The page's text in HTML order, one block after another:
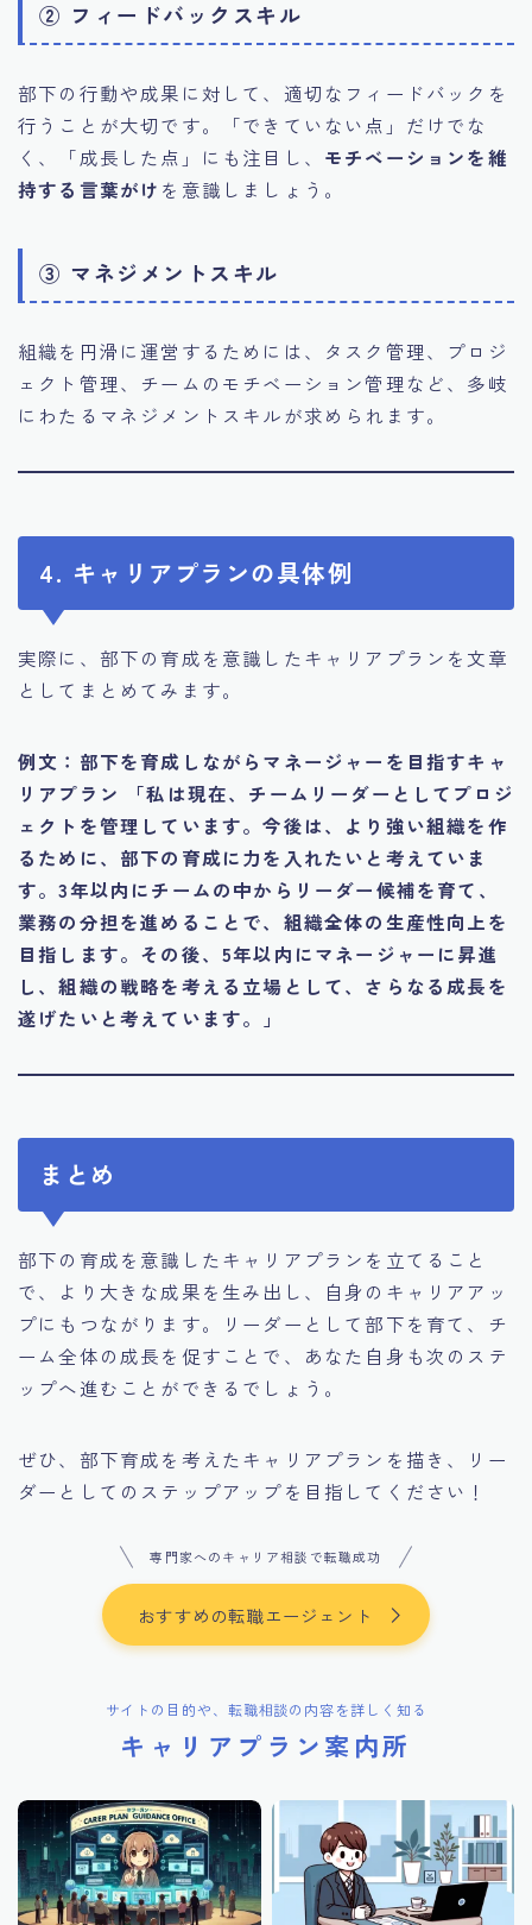
② フィードバックスキル
部下の行動や成果に対して、適切なフィードバックを
行うことが大切です。「できていない点」だけでな
く、「成長した点」にも注目し、 モチベーションを維
持する言葉がけ を意識しましょう。
③ マネジメントスキル
組織を円滑に運営するためには、タスク管理、プロジ
ェクト管理、チームのモチベーション管理など、多岐
にわたるマネジメントスキルが求められます。
4. キャリアプランの具体例
実際に、部下の育成を意識したキャリアプランを文章
としてまとめてみます。
例文：部下を育成しながらマネージャーを目指すキャ
リアプラン
「私は現在、チームリーダーとしてプロジ
ェクトを管理しています。今後は、より強い組織を作
るために、部下の育成に力を入れたいと考えていま
す。3年以内にチームの中からリーダー候補を育て、
業務の分担を進めることで、組織全体の生産性向上を
目指します。その後、5年以内にマネージャーに昇進
し、組織の戦略を考える立場として、さらなる成長を
遂げたいと考えています。」
まとめ
部下の育成を意識したキャリアプランを立てること
で、より大きな成果を生み出し、自身のキャリアアッ
プにもつながります。リーダーとして部下を育て、チ
ーム全体の成長を促すことで、あなた自身も次のステ
ップへ進むことができるでしょう。
ぜひ、部下育成を考えたキャリアプランを描き、リー
ダーとしてのステップアップを目指してください！
専門家へのキャリア相談で転職成功
おすすめの転職エージェント
サイトの目的や、転職相談の内容を詳しく知る
キャリアプラン案内所